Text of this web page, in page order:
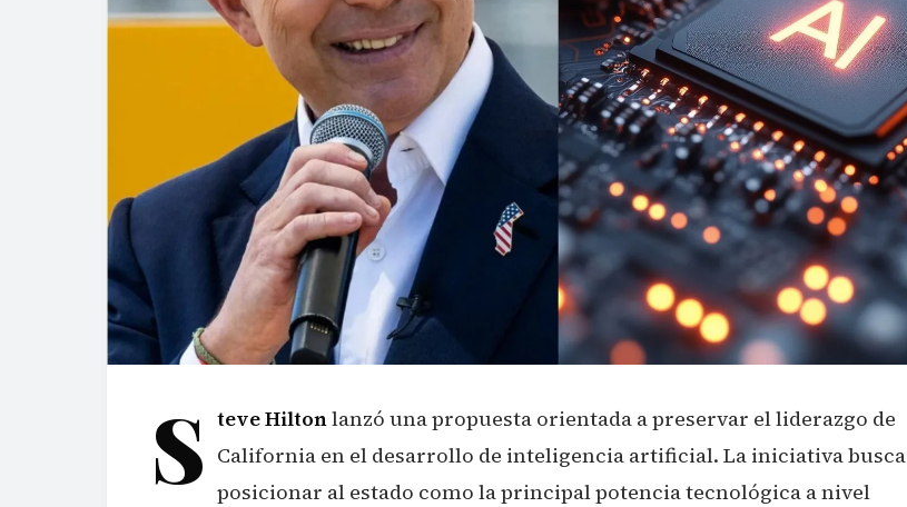
S teve Hiltonlanzó una propuesta orientada a preservar el liderazgo de
California en el desarrollo de inteligencia artificial. La iniciativa busca
posicionar al estado como la principal potencia tecnológica a nivel